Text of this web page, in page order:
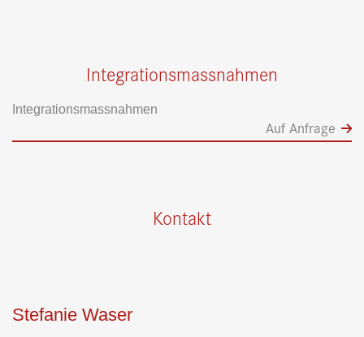
Integrationsmassnahmen
Integrationsmassnahmen
Auf Anfrage
Kontakt
Stefanie Waser